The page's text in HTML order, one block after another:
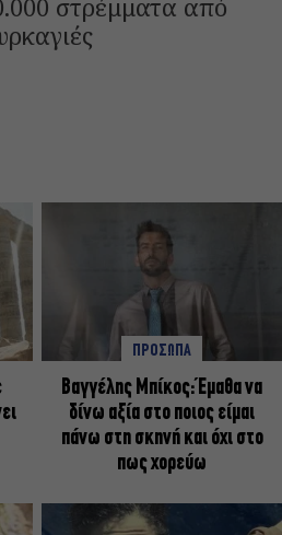
ΠΡΟΣΩΠΑ
Βαγγέλης Μπίκος: Έμαθα να
δίνω αξία στο ποιος είμαι
πάνω στη σκηνή και όχι στο
πως χορεύω